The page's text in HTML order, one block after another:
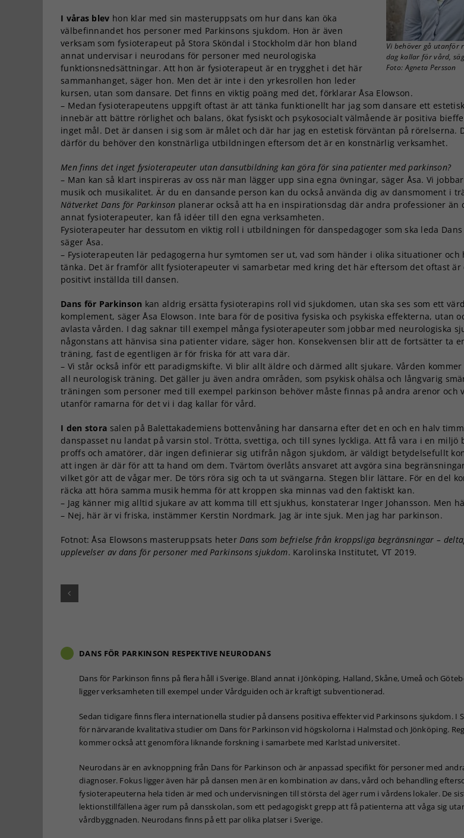
Vi behöver gå utanför
dag kallar för vård,
Foto: Agneta Persson
I våras blev hon klar med sin masteruppsats om hur dans kan öka
välbefinnandet hos personer med Parkinsons sjukdom. Hon är även
verksam som fysioterapeut på Stora Sköndal i Stockholm där hon bland
annat undervisar i neurodans för personer med neurologiska
funktionsnedsättningar. Att hon är fysioterapeut är en trygghet i det här
sammanhanget, säger hon. Men det är inte i den yrkesrollen hon leder
kursen, utan som dansare. Det finns en viktig poäng med det, förklarar Åsa Elowson.
– Medan fysioterapeutens uppgift oftast är att tänka funktionellt har jag som dansare ett
innebär att bättre rörlighet och balans, ökat fysiskt och psykosocialt välmående är positiva
inget mål. Det är dansen i sig som är målet och där har jag en estetisk förväntan på rörelserna.
därför du behöver den konstnärliga utbildningen eftersom det är en konstnärlig verksamhet.
Men finns det inget fysioterapeuter utan dansutbildning kan göra för sina patienter med parkinson?
– Man kan så klart inspireras av oss när man lägger upp sina egna övningar, säger Åsa. Vi
musik och musikalitet. Är du en dansande person kan du också använda dig av dansmoment i
Nätverket Dans för Parkinson planerar också att ha en inspirationsdag där andra professioner än
annat fysioterapeuter, kan få idéer till den egna verksamheten.
Fysioterapeuter har dessutom en viktig roll i utbildningen för danspedagoger som ska leda
säger Åsa.
– Fysioterapeuten lär pedagogerna hur symtomen ser ut, vad som händer i olika situationer och
tänka. Det är framför allt fysioterapeuter vi samarbetar med kring det här eftersom det oftast är
positivt inställda till dansen.
Dans för Parkinson kan aldrig ersätta fysioterapins roll vid sjukdomen, utan ska ses som ett
komplement, säger Åsa Elowson. Inte bara för de positiva fysiska och psykiska effekterna, utan
avlasta vården. I dag saknar till exempel många fysioterapeuter som jobbar med neurologiska
någonstans att hänvisa sina patienter vidare, säger hon. Konsekvensen blir att de fortsätter ta
träning, fast de egentligen är för friska för att vara där.
– Vi står också inför ett paradigmskifte. Vi blir allt äldre och därmed allt sjukare. Vården
all neurologisk träning. Det gäller ju även andra områden, som psykisk ohälsa och långvarig
träningen som personer med till exempel parkinson behöver måste finnas på andra arenor och
utanför ramarna för det vi i dag kallar för vård.
I den stora salen på Balettakademiens bottenvåning har dansarna efter det en och en halv
danspasset nu landat på varsin stol. Trötta, svettiga, och till synes lyckliga. Att få vara i en miljö
proffs och amatörer, där ingen definierar sig utifrån någon sjukdom, är väldigt betydelsefullt
att ingen är där för att ta hand om dem. Tvärtom överlåts ansvaret att avgöra sina
vilket gör att de vågar mer. De törs röra sig och ta ut svängarna. Stegen blir lättare. För en del
räcka att höra samma musik hemma för att kroppen ska minnas vad den faktiskt kan.
– Jag känner mig alltid sjukare av att komma till ett sjukhus, konstaterar Inger Johansson. Men
– Nej, här är vi friska, instämmer Kerstin Nordmark. Jag är inte sjuk. Men jag har parkinson.
Fotnot: Åsa Elowsons masteruppsats heter Dans som befrielse från kroppsliga begränsningar –
upplevelser av dans för personer med Parkinsons sjukdom. Karolinska Institutet, VT 2019.
DANS FÖR PARKINSON RESPEKTIVE NEURODANS
Dans för Parkinson finns på flera håll i Sverige. Bland annat i Jönköping, Halland, Skåne, Umeå och
ligger verksamheten till exempel under Vårdguiden och är kraftigt subventionerad.
Sedan tidigare finns flera internationella studier på dansens positiva effekter vid Parkinsons sjukdom. I
för närvarande kvalitativa studier om Dans för Parkinson vid högskolorna i Halmstad och Jönköping.
kommer också att genomföra liknande forskning i samarbete med Karlstad universitet.
Neurodans är en avknoppning från Dans för Parkinson och är anpassad specifikt för personer med
diagnoser. Fokus ligger även här på dansen men är en kombination av dans, vård och behandling
fysioterapeuterna hela tiden är med och undervisningen till största del äger rum i vårdens lokaler. De
lektionstillfällena äger rum på dansskolan, som ett pedagogiskt grepp att få patienterna att våga sig
vårdbyggnaden. Neurodans finns på ett par olika platser i Sverige.
Dessa kakor
behövs för
att
över huvud
Statistik
För att vi ska
kunna
hemsidans
funktionalitet
baserat på
möjligt
de här
kakorna
kommer viss
från
hemsidan.